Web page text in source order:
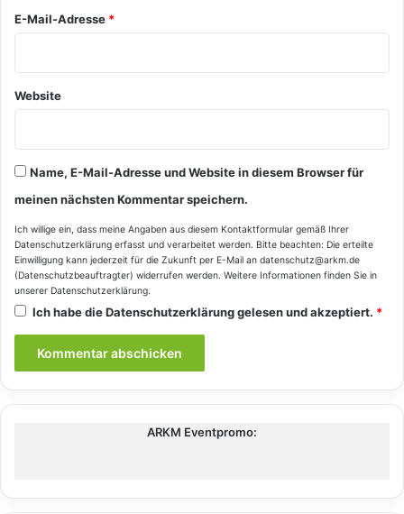
E-Mail-Adresse *
Website
Name, E-Mail-Adresse und Website in diesem Browser für
meinen nächsten Kommentar speichern.
Ich willige ein, dass meine Angaben aus diesem Kontaktformular gemäß Ihrer
Datenschutzerklärung erfasst und verarbeitet werden. Bitte beachten: Die erteilte
Einwilligung kann jederzeit für die Zukunft per E-Mail an datenschutz@arkm.de
(Datenschutzbeauftragter) widerrufen werden. Weitere Informationen finden Sie in
unserer Datenschutzerklärung.
Ich habe dieDatenschutzerklärunggelesen und akzeptiert. *
ARKM Eventpromo: